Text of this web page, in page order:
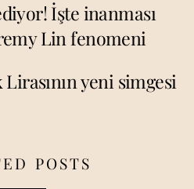
İşte inanması
Lin fenomeni
yeni simgesi
POSTS